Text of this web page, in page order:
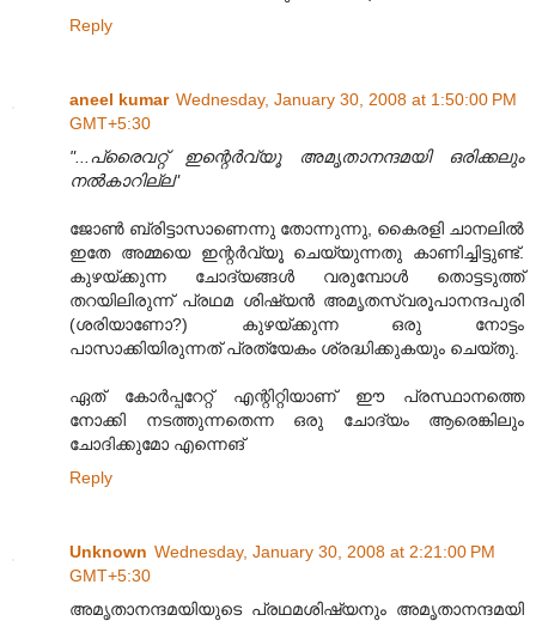
Reply
aneel kumar Wednesday, January 30, 2008 at 1:50:00 PM
GMT+5:30
"...പ്രൈവറ്റ് ഇന്റെര്‍വ്യൂ അമൃതാനന്ദമയി‍ ഒരിക്കലും
നല്‍കാറില്ല"
ജോണ്‍ ബ്രിട്ടാസാണെന്നു തോന്നുന്നു, കൈരളി ചാനലില്‍
ഇതേ അമ്മയെ ഇന്റര്‍വ്യൂ ചെയ്യുന്നതു കാണിച്ചിട്ടുണ്ട്.
കുഴയ്ക്കുന്ന ചോദ്യങ്ങള്‍ വരുമ്പോള്‍ തൊട്ടടുത്ത്
തറയിലിരുന്ന് പ്രഥമ ശിഷ്യന്‍ അമൃതസ്വരൂപാനന്ദപുരി
(ശരിയാണോ?) കുഴയ്ക്കുന്ന ഒരു നോട്ടം
പാസാക്കിയിരുന്നത് പ്രത്യേകം ശ്രദ്ധിക്കുകയും ചെയ്തു.
ഏത് കോര്‍പ്പറേറ്റ് എന്റിറ്റിയാണ് ഈ പ്രസ്ഥാനത്തെ
നോക്കി നടത്തുന്നതെന്ന ഒരു ചോദ്യം ആരെങ്കിലും
ചോദിക്കുമോ എന്നെങ്
Reply
Unknown Wednesday, January 30, 2008 at 2:21:00 PM
GMT+5:30
അമൃതാനന്ദമയിയുടെ പ്രഥമശിഷ്യനും അമൃതാനന്ദമയി